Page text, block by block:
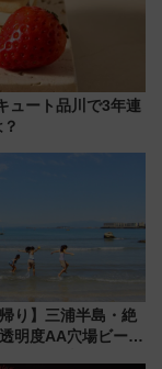
ュート品川で3年連
帰り】三浦半島・絶
明度AA穴場ビーチ